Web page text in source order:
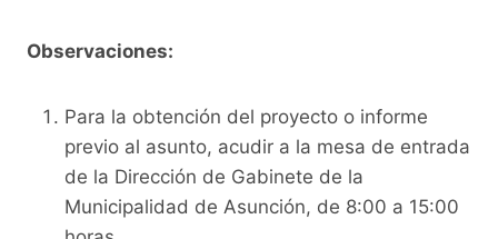
Observaciones:
Para la obtención del proyecto o informe
previo al asunto, acudir a la mesa de entrada
de la Dirección de Gabinete de la
Municipalidad de Asunción, de 8:00 a 15:00